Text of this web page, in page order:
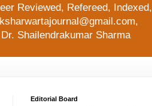
Reviewed, Refereed, Indexed,
Shailendrakumar Sharma
Editorial Board